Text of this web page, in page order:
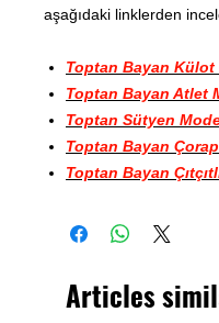
aşağıdaki linklerden
Toptan Bayan Külot
Toptan Bayan Atlet
Toptan Sütyen
Toptan Bayan
Toptan Bayan
Articles